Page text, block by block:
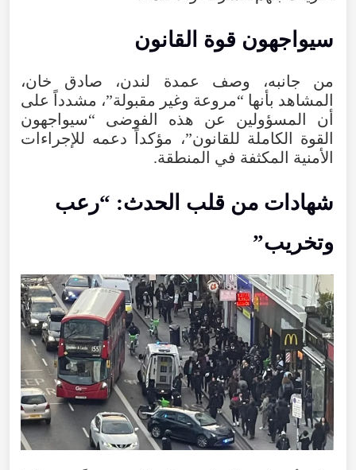
سيواجهون قوة القانون
من جانبه، وصف عمدة لندن، صادق خان،
المشاهد بأنها “مروعة وغير مقبولة”، مشدداً على
أن
المسؤولين عن هذه الفوضى “سيواجهون
القوة الكاملة للقانون”، مؤكداً دعمه للإجراءات
الأمنية المكثفة في المنطقة.
شهادات من قلب الحدث: “رعب
وتخريب”